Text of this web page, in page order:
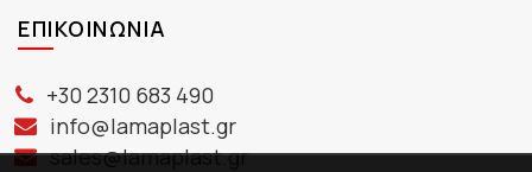
ΕΠΙΚΟΙΝΩΝΊΑ
+30 2310 683 490
info@lamaplast.gr
sales@lamaplast.gr